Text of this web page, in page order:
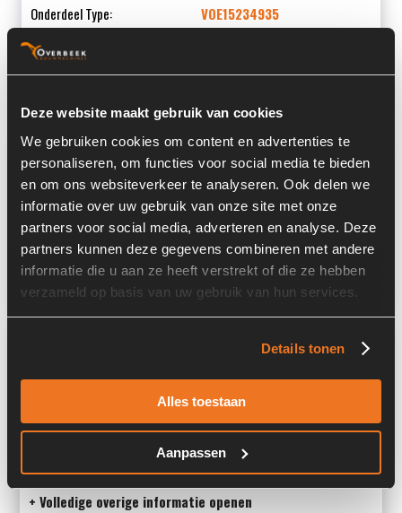
Deze website maakt gebruik van cookies
We gebruiken cookies om content en advertenties te
personaliseren, om functies voor social media te bieden
en om ons websiteverkeer te analyseren. Ook delen we
informatie over uw gebruik van onze site met onze
partners voor social media, adverteren en analyse. Deze
partners kunnen deze gegevens combineren met andere
informatie die u aan ze heeft verstrekt of die ze hebben
verzameld op basis van uw gebruik van hun services.
Details tonen
Alles toestaan
Aanpassen
Onderdeel Type:
VOE15234935
Onderdeel nummer:
Informatie
Locatie:
4C15A
Past op de volgende machines:
Volvo L 30 G
Land:
Nederland
Stock number: 6637-009
Type 1: VOE15234935
+ Volledige overige informatie openen